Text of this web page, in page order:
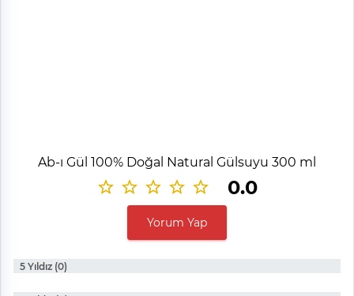
Ab-ı Gül 100% Doğal Natural Gülsuyu 300 ml
0.0
Yorum Yap
5 Yıldız (0)